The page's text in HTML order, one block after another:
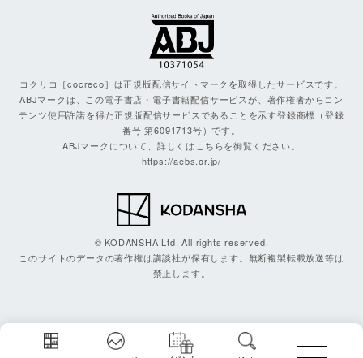
コクリコ［cocreco］は正規版配信サイトマークを取得したサービスです。
ABJマークは、この電子書店・電子書籍配信サービスが、著作権者からコン
テンツ使用許諾を得た正規版配信サービスであることを示す登録商標（登録
番号 第6091713号）です。
ABJマークについて、詳しくはこちらを御覧ください。
https://aebs.or.jp/
© KODANSHA Ltd. All rights reserved.
このサイトのデータの著作権は講談社が保有します。無断複製転載放送等は
禁止します。